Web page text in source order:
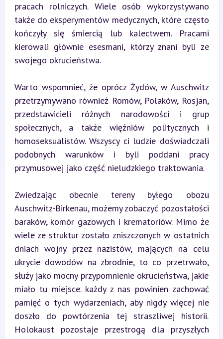
pracach rolniczych. Wiele osób wykorzystywano
także do eksperymentów medycznych, które często
kończyły się śmiercią lub kalectwem. Pracami
kierowali głównie esesmani, którzy znani byli ze
swojego okrucieństwa.
Warto wspomnieć, że oprócz Żydów, w Auschwitz
przetrzymywano również Romów, Polaków, Rosjan,
przedstawicieli różnych narodowości i grup
społecznych, a także więźniów politycznych i
homoseksualistów. Wszyscy ci ludzie doświadczali
podobnych warunków i byli poddani pracy
przymusowej jako część nieludzkiego traktowania.
Zwiedzając obecnie tereny byłego obozu
Auschwitz-Birkenau, możemy zobaczyć pozostałości
baraków, komór gazowych i krematoriów. Mimo że
wiele ze struktur zostało zniszczonych w ostatnich
dniach wojny przez nazistów, mających na celu
ukrycie dowodów na zbrodnie, to co przetrwało,
służy jako mocny przypomnienie okrucieństwa, jakie
miało tu miejsce. każdy z nas powinien zachować
pamięć o tych wydarzeniach, aby nigdy więcej nie
doszło do powtórzenia tej straszliwej historii.
Holokaust pozostaje przestrogą dla przyszłych